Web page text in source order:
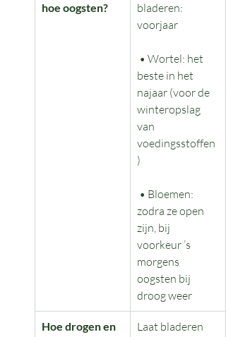
hoe oogsten?
bladeren:
voorjaar
beste in het
najaar (voor de
winteropslag
van
voedingsstoffen
)
zodra ze open
zijn, bij
voorkeur ’s
morgens
oogsten bij
droog weer
Hoe drogen en
Laat bladeren